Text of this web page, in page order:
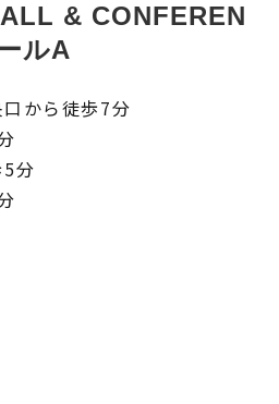
& CONFEREN
ルA
口から徒歩7分
5分